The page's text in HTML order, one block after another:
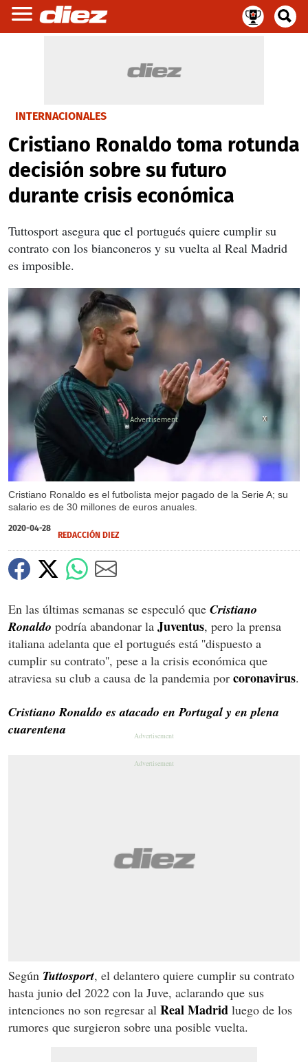
INTERNACIONALES
Cristiano Ronaldo toma rotunda
decisión sobre su futuro
durante crisis económica
Tuttosport asegura que el portugués quiere cumplir su
contrato con los bianconeros y su vuelta al Real Madrid
es imposible.
Cristiano Ronaldo es el futbolista mejor pagado de la Serie A; su
salario es de 30 millones de euros anuales.
X
X
2020-04-28
REDACCIÓN DIEZ
En las últimas semanas se especuló que Cristiano
Ronaldo podría abandonar la Juventus, pero la prensa
italiana adelanta que el portugués está ''dispuesto a
cumplir su contrato'', pese a la crisis económica que
atraviesa su club a causa de la pandemia por coronavirus.
Cristiano Ronaldo es atacado en Portugal y en plena
cuarentena
Según Tuttosport, el delantero quiere cumplir su contrato
hasta junio del 2022 con la Juve, aclarando que sus
intenciones no son regresar al Real Madrid luego de los
rumores que surgieron sobre una posible vuelta.